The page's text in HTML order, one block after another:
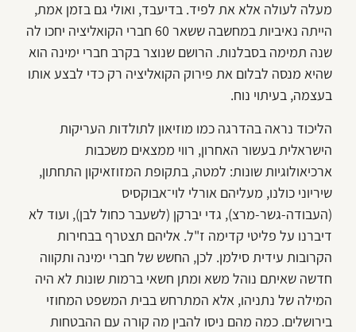
מעלה לעולה אלא את לפיד. בדיעבד, ואולי גם בזמן אמת,
הייתה נאיביות במחשבה ששאר 60 חברי הקואליציה יחכו לה
שנה תמימה בסבלנות. הרושם שנוצר בקרב חברי ימינה הוא
שהיא מנסה לבלום את פירוק הקואליציה רק כדי לבצע אותו
בעצמה, בעיתוי נוח.
הליכוד נראה בהדרגה כמו מוזיאון לתולדות העריקות
הישראלית בעשור האחרון, רווי ממצאים משכבות
ארכיאולוגיות שונות: למטה, בתקופת המזוזאיקון התחתון,
שיריוני כולנו, מעליהם אורלי לוי־אבוקסיס
(העבודה-גשר-מרצ), גדי יברקן (לשעבר כחול לבן), ועוד לא
דיברנו על פליטי קדימה ז"ל. אליהם תצטרף בבחירות
הקרובות עידית סילמן. לכן, החשש של חברי ימינה ותקווה
חדשה שאיתם נוהל משא ומתן חשאי ברמות שונות לא היה
המילה של נתניהו, אלא המתרחש בבית המשפט המחוזי
בירושלים. כמה מהם ניסו להבין מה קורה עם ההבטחות